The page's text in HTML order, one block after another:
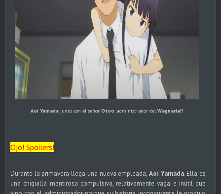
Aoi Yamada junto con el señor Otoo, administrador del Wagnaria!!
Ojo! Spoilers!
Durante la primavera llega una nueva empleada, Aoi Yamada. Ella es
una chiquilla mentirosa compulsiva, relativamente vaga e inútil que